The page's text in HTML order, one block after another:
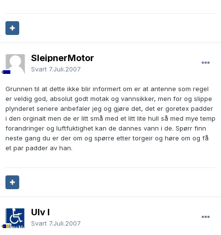
SleipnerMotor
Svart 7.Juli.2007
Grunnen til at dette ikke blir informert om er at antenne som regel
er veldig god, absolut godt motak og vannsikker, men for og slippe
plynderet senere anbefaler jeg og gjøre det, det er goretex padder
i den orginalt men de er litt små med et litt lite hull så med mye temp
forandringer og luftfuktighet kan de dannes vann i de. Spørr finn
neste gang du er der om og spørre etter torgeir og høre om og få
et par padder av han.
Ulv I
Svart 7.Juli.2007